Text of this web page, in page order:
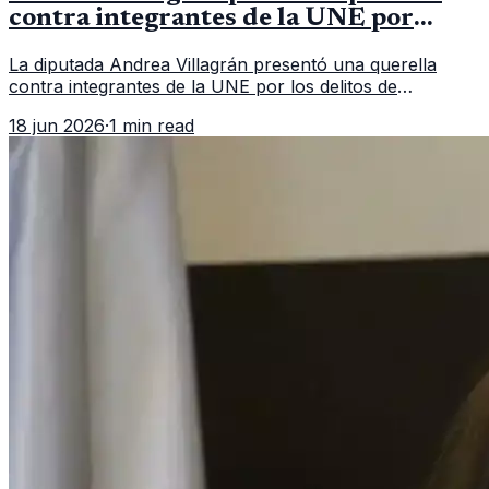
contra integrantes de la UNE por
La diputada Andrea Villagrán presentó una querella
contra integrantes de la UNE por los delitos de
18 jun 2026·1 min read